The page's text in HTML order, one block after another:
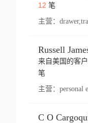
12 笔
主营：
来自美国的客
笔
主营：
C O